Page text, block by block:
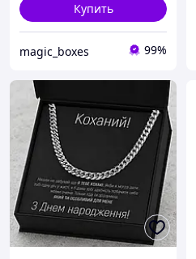
Купить
magic_boxes 99%